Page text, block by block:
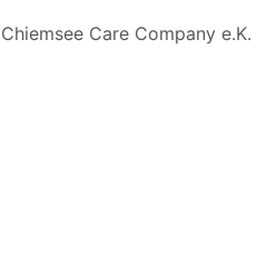
Care Company e.K.